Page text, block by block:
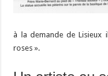
à la demande de Lisieux
roses ».